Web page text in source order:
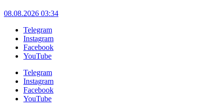
08.08.2026 03:34
Telegram
Instagram
Facebook
YouTube
Telegram
Instagram
Facebook
YouTube